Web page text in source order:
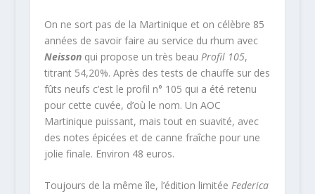
On ne sort pas de la Martinique et on célèbre 85
années de savoir faire au service du rhum avec
Neissonqui propose un très beau Profil 105,
titrant 54,20%. Après des tests de chauffe sur des
fûts neufs c’est le profil n° 105 qui a été retenu
pour cette cuvée, d’où le nom. Un AOC
Martinique puissant, mais tout en suavité, avec
des notes épicées et de canne fraîche pour une
jolie finale. Environ 48 euros.
Toujours de la même île, l’édition limitée Federica